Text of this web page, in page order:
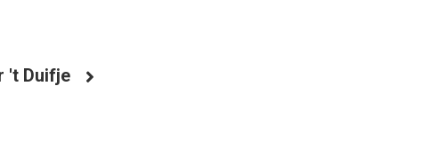
't Duifje